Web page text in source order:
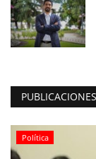
Política